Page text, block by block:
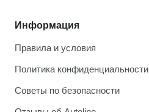
Информация
Правила и условия
Политика конфиденциальности
Советы по безопасности